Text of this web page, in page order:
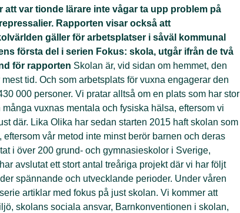
att var tionde lärare inte vågar ta upp problem på
Rapporten visar också att
gäller för arbetsplatser i såväl kommunal
första del i serien Fokus: skola, utgår ifrån de två
för rapporten Skolan är, vid sidan om hemmet, den
tid. Och som arbetsplats för vuxna engagerar den
000 personer. Vi pratar alltså om en plats som har stor
många vuxnas mentala och fysiska hälsa, eftersom vi
där. Lika Olika har sedan starten 2015 haft skolan som
eftersom vår metod inte minst berör barnen och deras
i över 200 grund- och gymnasieskolor i Sverige,
avslutat ett stort antal treåriga projekt där vi har följt
spännande och utvecklande perioder. Under våren
artiklar med fokus på just skolan. Vi kommer att
skolans sociala ansvar, Barnkonventionen i skolan,